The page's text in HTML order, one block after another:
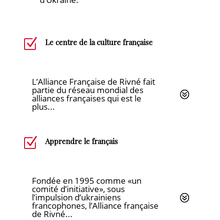
Z Le centre de la culture française
L’Alliance Française de Rivné fait
partie du réseau mondial des
alliances françaises qui est le
plus...
Z Apprendre le français
Fondée en 1995 comme «un
comité d’initiative», sous
l’impulsion d’ukrainiens
francophones, l’Alliance française
de Rivné...